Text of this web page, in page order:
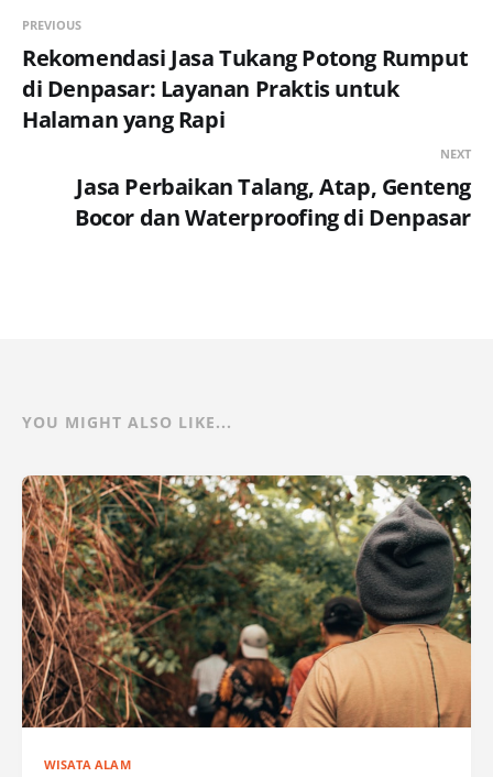
PREVIOUS
Rekomendasi Jasa Tukang Potong Rumput
di Denpasar: Layanan Praktis untuk
Halaman yang Rapi
NEXT
Jasa Perbaikan Talang, Atap, Genteng
Bocor dan Waterproofing di Denpasar
YOU MIGHT ALSO LIKE...
WISATA ALAM